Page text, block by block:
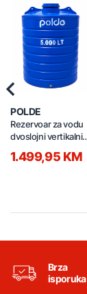
POLDE
Rezervoar za vodu
dvoslojni vertikalni
1.499,95 KM
Brza
isporuka